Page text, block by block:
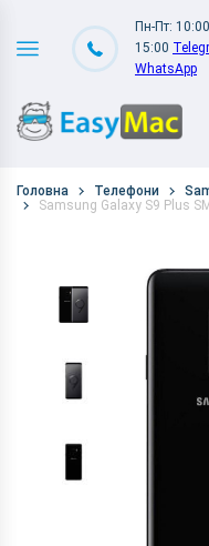
Пн-Пт:
15:00
WhatsApp
Головна Телефони
Samsung Galaxy S9 Plus